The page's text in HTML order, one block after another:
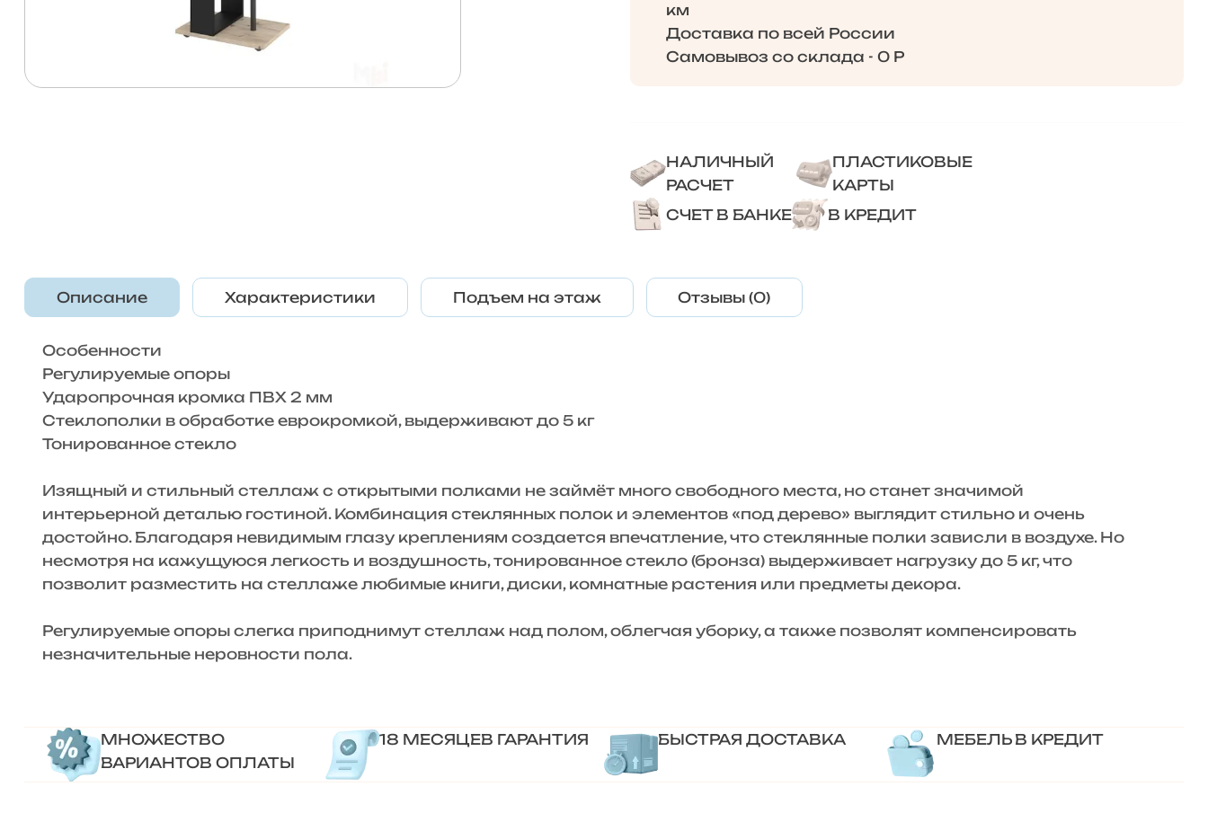
км
Доставка по всей России
Самовывоз со склада - 0 Р
НАЛИЧНЫЙ
РАСЧЕТ
ПЛАСТИКОВЫЕ
КАРТЫ
СЧЕТ В БАНКЕ
В КРЕДИТ
Описание Характеристики Подъем на этаж Отзывы (0)
Особенности
Регулируемые опоры
Ударопрочная кромка ПВХ 2 мм
Стеклополки в обработке еврокромкой, выдерживают до 5 кг
Тонированное стекло
Изящный и стильный стеллаж с открытыми полками не займёт много свободного места, но станет значимой
интерьерной деталью гостиной. Комбинация стеклянных полок и элементов «под дерево» выглядит стильно и очень
достойно. Благодаря невидимым глазу креплениям создается впечатление, что стеклянные полки зависли в воздухе. Но
несмотря на кажущуюся легкость и воздушность, тонированное стекло (бронза) выдерживает нагрузку до 5 кг, что
позволит разместить на стеллаже любимые книги, диски, комнатные растения или предметы декора.
Регулируемые опоры слегка приподнимут стеллаж над полом, облегчая уборку, а также позволят компенсировать
незначительные неровности пола.
МНОЖЕСТВО
ВАРИАНТОВ ОПЛАТЫ
18 МЕСЯЦЕВ ГАРАНТИЯ БЫСТРАЯ ДОСТАВКА МЕБЕЛЬ В КРЕДИТ